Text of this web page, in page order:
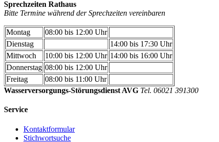
Sprechzeiten Rathaus
Bitte Termine während der Sprechzeiten vereinbaren
Montag
08:00 bis 12:00 Uhr
Dienstag
14:00 bis 17:30 Uhr
Mittwoch
10:00 bis 12:00 Uhr 14:00 bis 16:00 Uhr
Donnerstag 08:00 bis 12:00 Uhr
Freitag
08:00 bis 11:00 Uhr
Wasserversorgungs-Störungsdienst AVG Tel. 06021 391300
Service
Kontaktformular
Stichwortsuche